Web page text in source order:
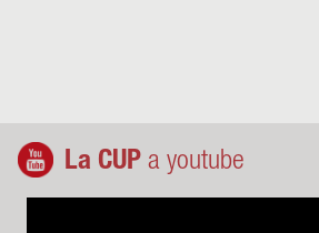
La CUP a youtube